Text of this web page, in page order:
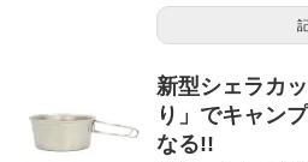
新型シェラカ
り」でキャン
なる!!